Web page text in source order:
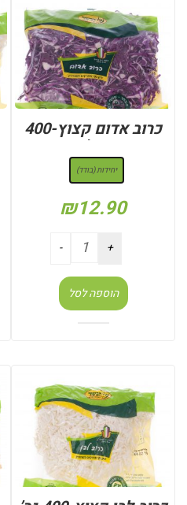
כרוב אדום קצוץ-400
גר’
יחידות (בודד)
₪12.90
הוספה לסל